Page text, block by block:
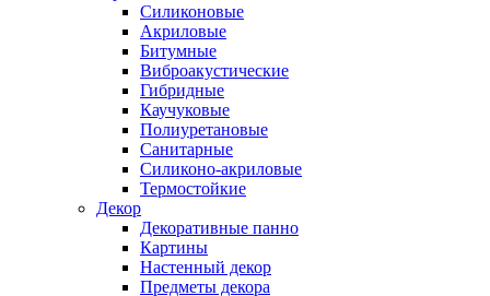
Силиконовые
Акриловые
Битумные
Виброакустические
Гибридные
Каучуковые
Полиуретановые
Санитарные
Силиконо-акриловые
Термостойкие
Декор
Декоративные панно
Картины
Настенный декор
Предметы декора